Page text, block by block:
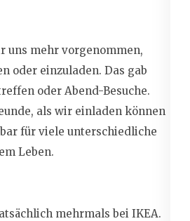
uns mehr vorgenommen,
oder einzuladen. Das gab
oder Abend-Besuche.
als wir einladen können
für viele unterschiedliche
Leben.
mehrmals bei IKEA.